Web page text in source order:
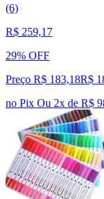
(6)
R$ 259,17
29% OFF
Preço R$ 183,18R$
no Pix Ou 2x de R$